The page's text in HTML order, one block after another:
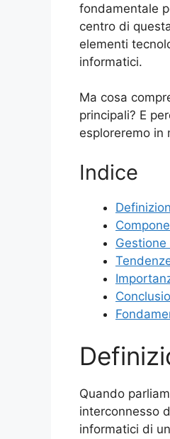
fondamentale
centro di
elementi
informatici.
Ma cosa
principali? E
esploreremo in
Indice
Gestione
Quando
interconnesso
informatici di